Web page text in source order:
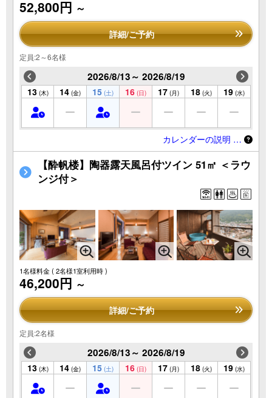
52,800円 ～
詳細/ご予約
定員:2～6名様
2026/8/13～ 2026/8/19
13 (木) 14 (金) 15 (土) 16 (日) 17 (月) 18 (火) 19 (水)
カレンダーの説明 …
【酔帆楼】陶器露天風呂付ツイン 51㎡ ＜ラウ
ンジ付＞
1名様料金( 2名様1室利用時 )
46,200円 ～
詳細/ご予約
定員:2名様
2026/8/13～ 2026/8/19
13 (木) 14 (金) 15 (土) 16 (日) 17 (月) 18 (火) 19 (水)